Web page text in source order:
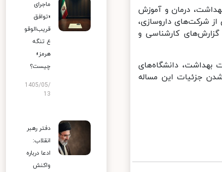
درمان و آموزش
شرکت‌های داروسازی،
کارشناسی و
دانشگاه‌های
جزئیات این مساله
ماجرای
«توافق
قریب‌الوقو
ع تنگه
هرمز»
چیست؟
1405/05/
13
دفتر رهبر
انقلاب:
ادعا درباره
واکنش